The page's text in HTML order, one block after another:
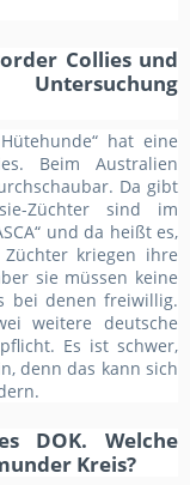
Collies und
hat eine
Beim Australien
Da gibt
Züchter sind im
und da heißt es,
kriegen ihre
sie müssen keine
bei denen freiwillig.
weitere deutsche
Es ist schwer,
denn das kann sich
DOK. Welche
Kreis?